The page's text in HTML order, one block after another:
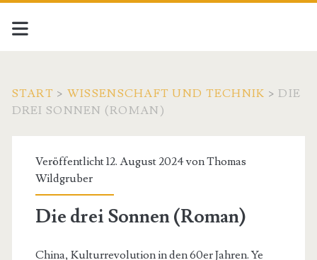
START > WISSENSCHAFT UND TECHNIK >DIE
DREI SONNEN (ROMAN)
Veröffentlicht 12. August 2024 vonThomas
Wildgruber
Die drei Sonnen (Roman)
China, Kulturrevolution in den 60er Jahren. Ye